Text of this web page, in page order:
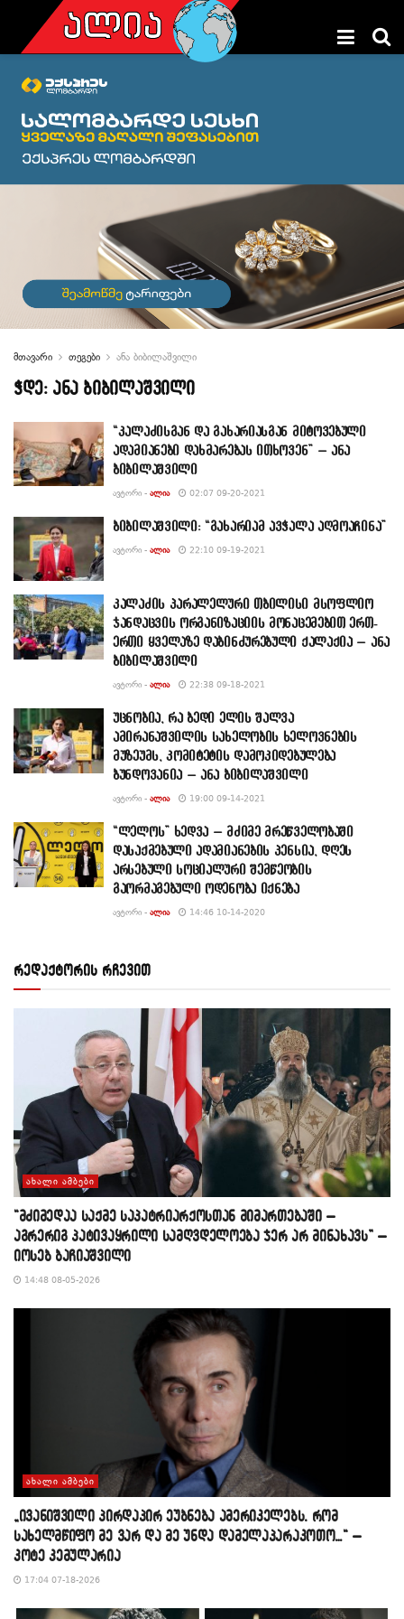
მთავარი თეგები ანა ბიბილაშვილი
ჭდე: ანა ბიბილაშვილი
“კალაძისგან და გახარიასგან მიტოვებული
ადამიანები დახმარებას ითხოვენ” – ანა
ბიბილაშვილი
ᲐᲕᲢᲝᲠᲘ - ᲐᲚᲘᲐ 02:07 09-20-2021
ბიბილაშვილი: “გახარიამ ავჭალა აღმოაჩინა”
ᲐᲕᲢᲝᲠᲘ - ᲐᲚᲘᲐ 22:10 09-19-2021
კალაძის პარალელური თბილისი მსოფლიო
ჯანდაცვის ორგანიზაციის მონაცემებით ერთ-
ერთი ყველაზე დაბინძურებული ქალაქია – ანა
ბიბილაშვილი
ᲐᲕᲢᲝᲠᲘ - ᲐᲚᲘᲐ 22:38 09-18-2021
უცნობია, რა ბედი ელის შალვა
ამირანაშვილის სახელობის ხელოვნების
მუზეუმს, კომიტეტის დამოკიდებულება
ბუნდოვანია – ანა ბიბილაშვილი
ᲐᲕᲢᲝᲠᲘ - ᲐᲚᲘᲐ 19:00 09-14-2021
“ლელოს” ხედვა – მძიმე მრეწველობაში
დასაქმებული ადამიანების პენსია, დღეს
არსებული სოციალური შემწეობის
გაორმაგებული ოდენობა იქნება
ᲐᲕᲢᲝᲠᲘ - ᲐᲚᲘᲐ 14:46 10-14-2020
რედაქტორის რჩევით
ᲐᲮᲐᲚᲘ ᲐᲛᲑᲔᲑᲘ
“მძიმედაა საქმე საპატრიარქოსთან მიმართებაში –
აგრერიგ პატივაყრილი სამღვდელოება ჯერ არ მინახავს” –
იოსებ ბაჩიაშვილი
14:48 08-05-2026
ᲐᲮᲐᲚᲘ ᲐᲛᲑᲔᲑᲘ
„ივანიშვილი პირდაპირ ეუბნება ამერიკელებს, რომ
სახელმწიფო მე ვარ და მე უნდა დამელაპარაკოთო…“ –
კოტე კემულარია
17:04 07-18-2026